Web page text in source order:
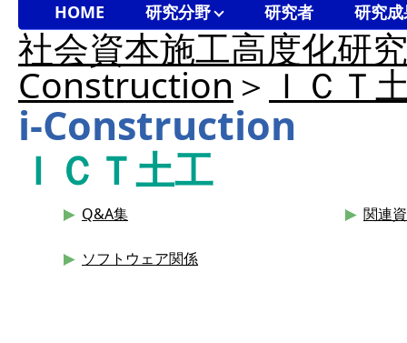
HOME 研究分野 研究者 研究
社会資本施工高度化研
Construction ＞ ＩＣＴ
i-Construction
ＩＣＴ土工
Q&A集 関連
ソフトウェア関係